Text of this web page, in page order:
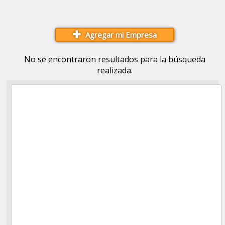
Agregar mi Empresa
No se encontraron resultados para la búsqueda
realizada.